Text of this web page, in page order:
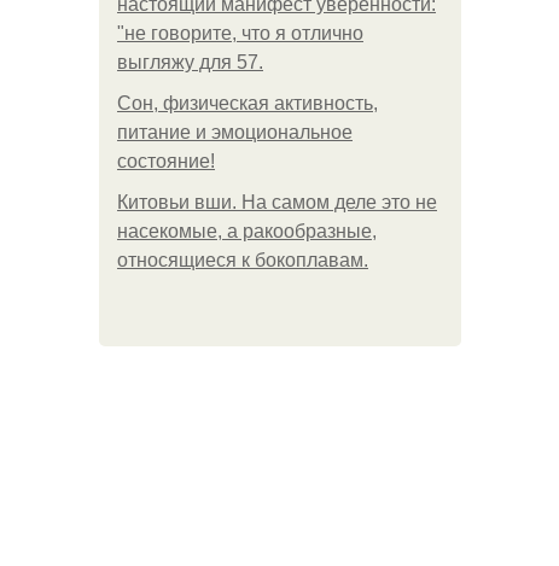
настоящий манифест уверенности:
"не говорите, что я отлично
выгляжу для 57.
Сон, физическая активность,
питание и эмоциональное
состояние!
Китовьи вши. На самом деле это не
насекомые, а ракообразные,
относящиеся к бокоплавам.